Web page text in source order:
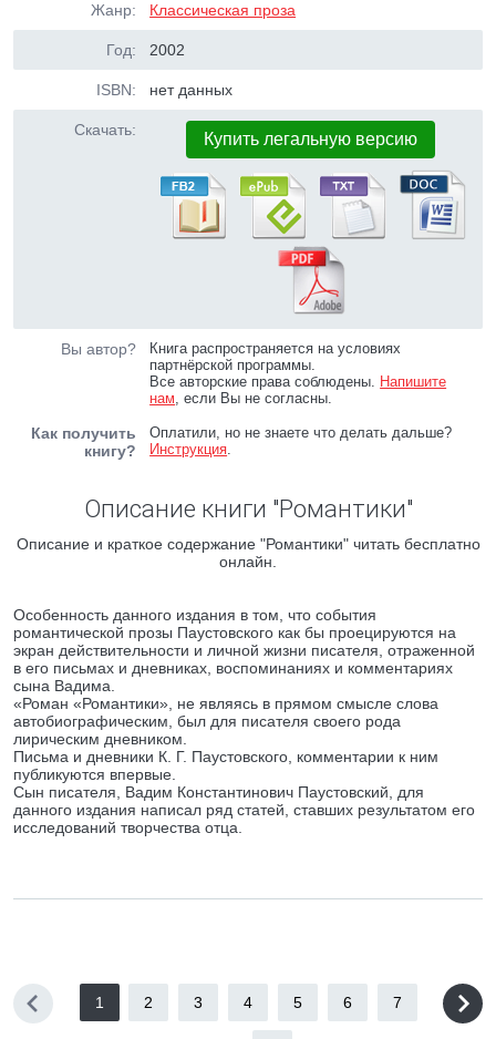
Жанр: Классическая проза
Год: 2002
ISBN: нет данных
Скачать: Купить легальную версию
Вы автор?
Книга распространяется на условиях
партнёрской программы.
Все авторские права соблюдены. Напишите
нам, если Вы не согласны.
Как получить
книгу?
Оплатили, но не знаете что делать дальше?
Инструкция.
Описание книги "Романтики"
Описание и краткое содержание "Романтики" читать бесплатно
онлайн.
Особенность данного издания в том, что события
романтической прозы Паустовского как бы проецируются на
экран действительности и личной жизни писателя, отраженной
в его письмах и дневниках, воспоминаниях и комментариях
сына Вадима.
«Роман «Романтики», не являясь в прямом смысле слова
автобиографическим, был для писателя своего рода
лирическим дневником.
Письма и дневники К. Г. Паустовского, комментарии к ним
публикуются впервые.
Сын писателя, Вадим Константинович Паустовский, для
данного издания написал ряд статей, ставших результатом его
исследований творчества отца.
1 2 3 4 5 6 7